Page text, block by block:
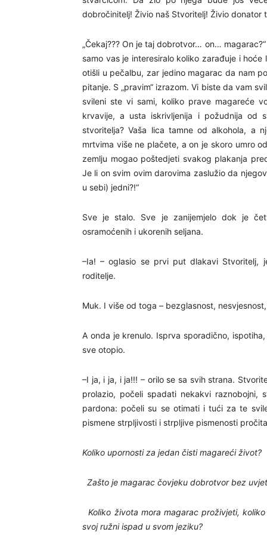
dobročinitelj! Živio naš Stvoritelj! Živio
„Čekaj??? On je taj dobrotvor… on…
samo vas je interesiralo koliko zarađuje i
otišli u pečalbu, zar jedino magarac da nam
pitanje. S „pravim“ izrazom. Vi biste da vam
svileni ste vi sami, koliko prave magareće
krvavije, a usta iskrivljenija i požudnija od
stvoritelja? Vaša lica tamne od alkohola, a
mrtvima više ne plačete, a on je skoro umro
zemlju mogao poštedjeti svakog plakanja
Je li on svim ovim darovima zaslužio da
u sebi) jedni?!“
Sve je stalo. Sve je zanijemjelo dok je
osramoćenih i ukorenih seljana.
–Ia! – oglasio se prvi put dlakavi Stvoritelj,
roditelje.
Muk. I više od toga – bezglasnost,
A onda je krenulo. Isprva sporadično,
sve otopio.
–I ja, i ja, i ja!!! – orilo se sa svih strana.
prolazio, počeli spadati nekakvi raznobojni,
pardona: počeli su se otimati i tući za te
pismene strpljivosti i strpljive pismenosti
Koliko upornosti za jedan čisti magareći život?
Zašto je magarac čovjeku dobrotvor bez
Koliko života mora magarac proživjeti,
svoj ružni ispad u svom jeziku?